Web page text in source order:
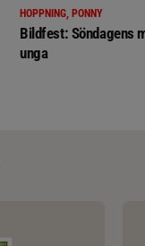
HOPPNING, PONNY
Bildfest: Söndagens
unga